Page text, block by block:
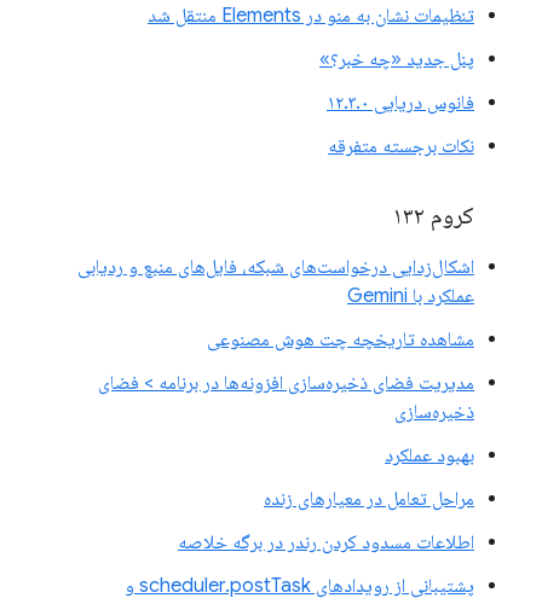
تنظیمات نشان به منو در Elements منتقل شد
پنل جدید «چه خبر؟»
فانوس دریایی ۱۲.۳.۰
نکات برجسته متفرقه
کروم ۱۳۲
اشکال‌زدایی درخواست‌های شبکه، فایل‌های منبع و ردیابی
عملکرد با Gemini
مشاهده تاریخچه چت هوش مصنوعی
مدیریت فضای ذخیره‌سازی افزونه‌ها در برنامه > فضای
ذخیره‌سازی
بهبود عملکرد
مراحل تعامل در معیارهای زنده
اطلاعات مسدود کردن رندر در برگه خلاصه
پشتیبانی از رویدادهای scheduler.postTask و